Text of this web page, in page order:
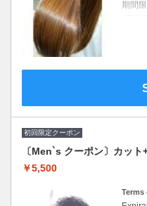
期間
で余
初回限定クーポン
〔Men`s クーポン〕カッ
￥5,500
Terms